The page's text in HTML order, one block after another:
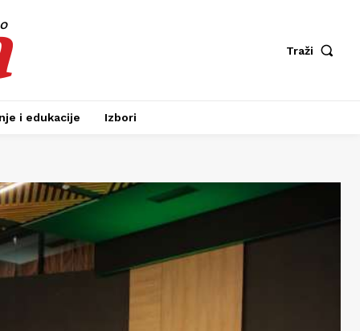
Traži
i edukacije Izbori